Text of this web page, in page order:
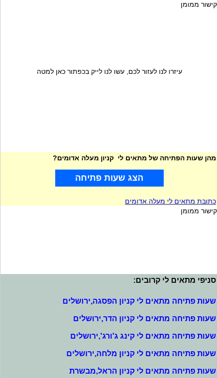
קישור ממומן
עיזרו לנו לעזור לכם, עשו לנו לייק בכפתור כאן למטה
מהן שעות הפתיחה של מתאים לי קניון מעלה אדומים?
הצג שעות פתיחה
כתובת מתאים לי מעלה אדומים
קישור ממומן
סניפי מתאים לי קרובים:
שעות פתיחה מתאים לי קניון הפסגה,ירושלים
שעות פתיחה מתאים לי קניון הדר,ירושלים
שעות פתיחה מתאים לי קינג ג'ורג',ירושלים
שעות פתיחה מתאים לי קניון מלחה,ירושלים
שעות פתיחה מתאים לי קניון הראל,מבשרת